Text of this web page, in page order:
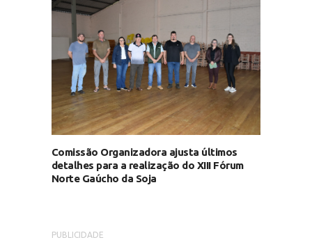
Comissão Organizadora ajusta últimos
detalhes para a realização do XIII Fórum
Norte Gaúcho da Soja
PUBLICIDADE